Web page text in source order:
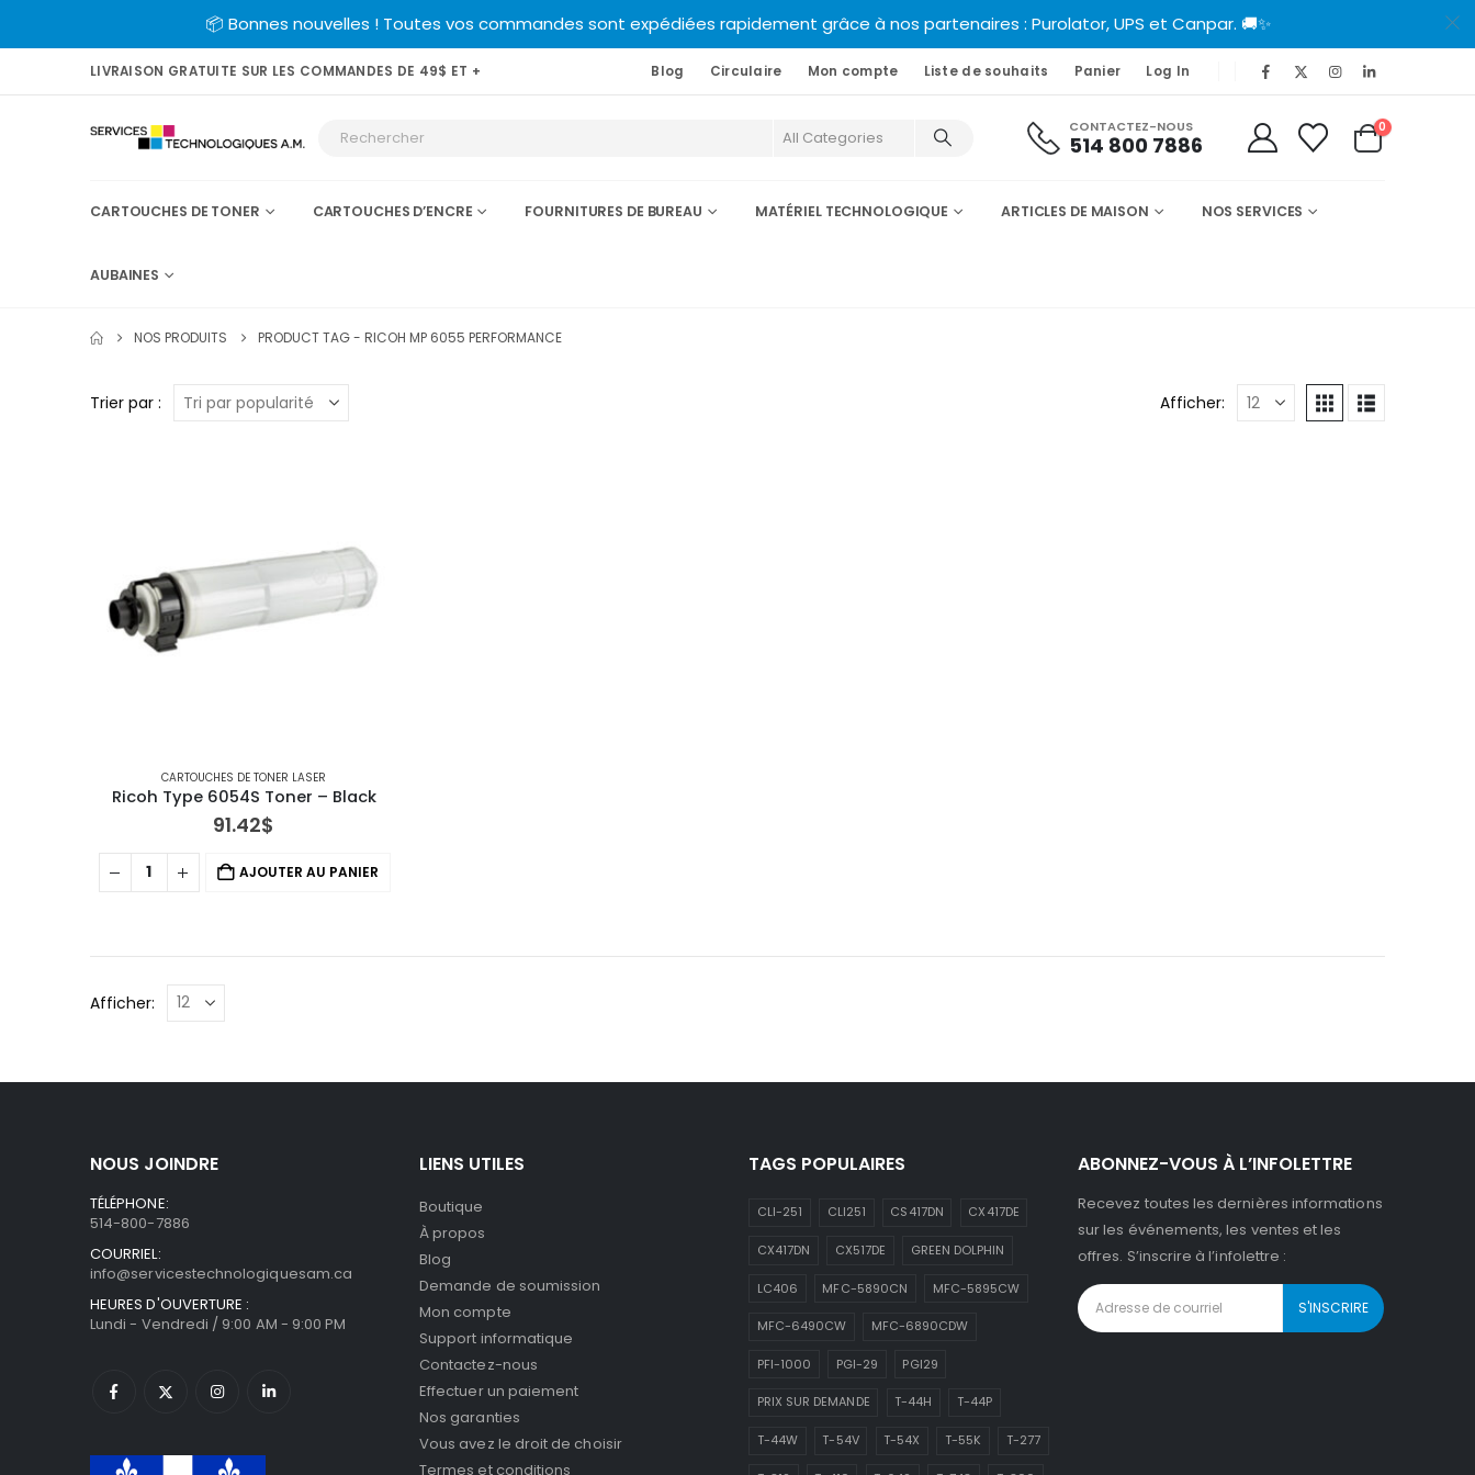
📦 Bonnes nouvelles ! Toutes vos commandes sont expédiées rapidement grâce à nos partenaires : Purolator, UPS et Canpar. 🚚✨
LIVRAISON GRATUITE SUR LES COMMANDES DE 49$ ET + Blog Circulaire Mon compte Liste de souhaits Panier Log In
CONTACTEZ-NOUS
514 800 7886
0
CARTOUCHES DE TONER CARTOUCHES D’ENCRE FOURNITURES DE BUREAU MATÉRIEL TECHNOLOGIQUE ARTICLES DE MAISON NOS SERVICES
AUBAINES
NOS PRODUITS PRODUCT TAG - RICOH MP 6055 PERFORMANCE
Trier par : Afficher:
CARTOUCHES DE TONER LASER
Ricoh Type 6054S Toner – Black
91.42$
AJOUTER AU PANIER
Afficher:
NOUS JOINDRE
TÉLÉPHONE:
514-800-7886
COURRIEL:
info@servicestechnologiquesam.ca
HEURES D'OUVERTURE :
Lundi - Vendredi / 9:00 AM - 9:00 PM
LIENS UTILES
Boutique
À propos
Blog
Demande de soumission
Mon compte
Support informatique
Contactez-nous
Effectuer un paiement
Nos garanties
Vous avez le droit de choisir
Termes et conditions
TAGS POPULAIRES
CLI-251 CLI251 CS417DN CX417DE
CX417DN CX517DE GREEN DOLPHIN
LC406 MFC-5890CN MFC-5895CW
MFC-6490CW MFC-6890CDW
PFI-1000 PGI-29 PGI29
PRIX SUR DEMANDE T-44H T-44P
T-44W T-54V T-54X T-55K T-277
ABONNEZ-VOUS À L’INFOLETTRE
Recevez toutes les dernières informations
sur les événements, les ventes et les
offres. S’inscrire à l’infolettre :